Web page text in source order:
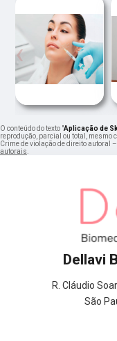
‹
O conteúdo do texto "Aplicação de
reprodução, parcial ou total, mesmo
Crime de violação de direito autoral
autorais.
Dellavi
R. Cláudio
São